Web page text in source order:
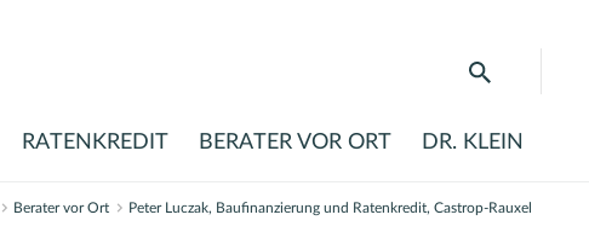
RATENKREDIT BERATER VOR ORT DR. KLEIN
Berater vor Ort Peter Luczak, Baufinanzierung und Ratenkredit, Castrop-Rauxel